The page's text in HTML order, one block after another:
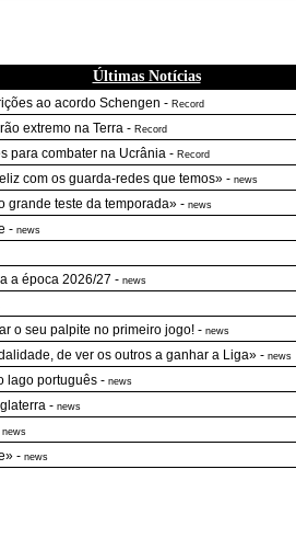
Últimas Notícias
ao acordo Schengen - Record
extremo na Terra - Record
para combater na Ucrânia - Record
com os guarda-redes que temos» - news
grande teste da temporada» - news
- news
a época 2026/27 - news
o seu palpite no primeiro jogo! - news
de ver os outros a ganhar a Liga» - news
lago português - news
- news
news
- news